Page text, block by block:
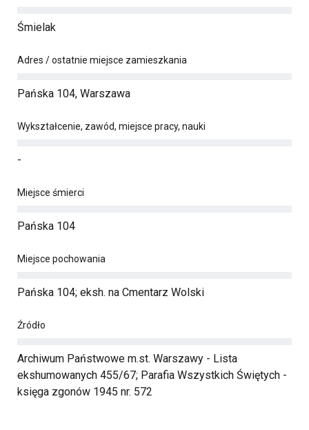
Śmielak
Adres / ostatnie miejsce zamieszkania
Pańska 104, Warszawa
Wykształcenie, zawód, miejsce pracy, nauki
-
Miejsce śmierci
Pańska 104
Miejsce pochowania
Pańska 104; eksh. na Cmentarz Wolski
Źródło
Archiwum Państwowe m.st. Warszawy - Lista
ekshumowanych 455/67; Parafia Wszystkich Świętych -
księga zgonów 1945 nr. 572